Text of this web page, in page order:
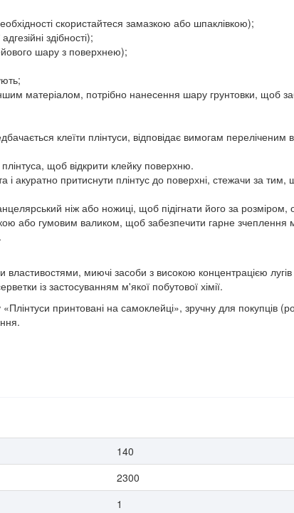
скористайтеся замазкою або шпаклівкою);
здібності);
шару з поверхнею);
матеріалом, потрібно нанесення шару грунтовки, щоб
клеїти плінтуси, відповідає вимогам
щоб відкрити клейку поверхню.
акуратно притиснути плінтус до поверхні, стежачи за тим,
ніж або ножиці, щоб підігнати його за розміром,
або гумовим валиком, щоб забезпечити гарне
властивостями, миючі засоби з високою концентрацією
із застосуванням м'якої побутової хімії.
принтовані на самоклейці», зручну для покупців
140
2300
1